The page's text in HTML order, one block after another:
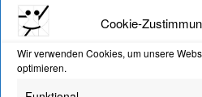
Cookie-
Wir verwenden Cookies, um unsere
optimieren.